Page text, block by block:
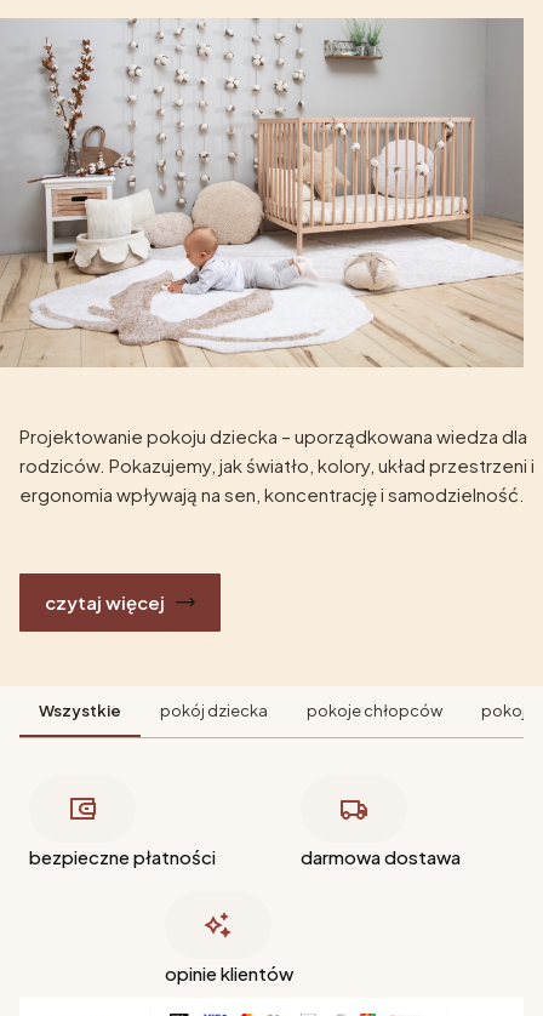
Projektowanie pokoju dziecka – uporządkowana wiedza dla
rodziców. Pokazujemy, jak światło, kolory, układ przestrzeni i
ergonomia wpływają na sen, koncentrację i samodzielność.
czytaj więcej
Wszystkie pokój dziecka pokoje chłopców pokoje
bezpieczne płatności darmowa dostawa
opinie klientów